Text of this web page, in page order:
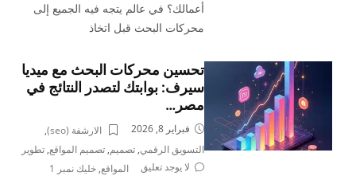
أعمالك؟ في عالم يتجه فيه الجميع إلى
محركات البحث قبل اتخاذ
تحسين محركات البحث مع ميديا
سيرف: بوابتك لتصدر النتائج في
مصر…
فبراير 8, 2026 الارشفة (seo)
,
التسويق الرقمي,تصميم,تصميم المواقع,تطوير
المواقع,خليك نمبر 1
لا يوجد تعليق